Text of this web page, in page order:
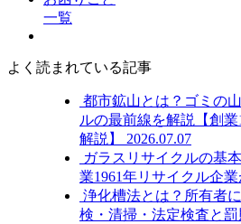
一覧
よく読まれている記事
都市鉱山とは？ゴミの
ルの最前線を解説【創
解説】
2026.07.07
ガラスリサイクルの基
業1961年リサイクル企業
浄化槽法とは？所有者
検・清掃・法定検査と罰